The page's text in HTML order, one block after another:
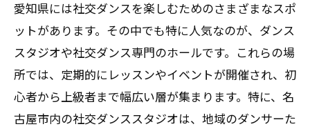
愛知県には社交ダンスを楽しむためのさまざまなスポ
ットがあります。その中でも特に人気なのが、ダンス
スタジオや社交ダンス専門のホールです。これらの場
所では、定期的にレッスンやイベントが開催され、初
心者から上級者まで幅広い層が集まります。特に、名
古屋市内の社交ダンススタジオは、地域のダンサーた